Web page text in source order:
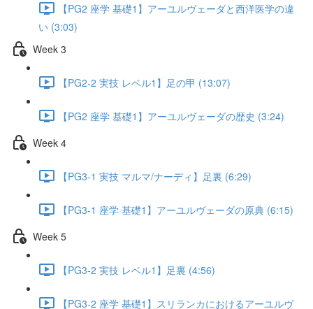
【PG2 座学 基礎1】アーユルヴェーダと西洋医学の違
い (3:03)
Week 3
【PG2-2 実技 レベル1】足の甲 (13:07)
【PG2 座学 基礎1】アーユルヴェーダの歴史 (3:24)
Week 4
【PG3-1 実技 マルマ/ナーディ】足裏 (6:29)
【PG3-1 座学 基礎1】アーユルヴェーダの原典 (6:15)
Week 5
【PG3-2 実技 レベル1】足裏 (4:56)
【PG3-2 座学 基礎1】スリランカにおけるアーユルヴ